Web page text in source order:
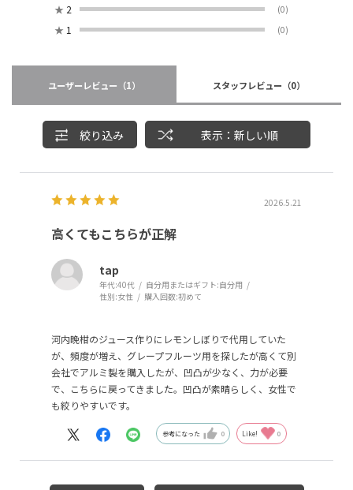
★ 2 (0)
★ 1 (0)
ユーザーレビュー （1） スタッフレビュー （0）
絞り込み 表示：新しい順
2026.5.21
高くてもこちらが正解
tap
年代:40代 自分用またはギフト:自分用
性別:女性 購入回数:初めて
河内晩柑のジュース作りにレモンしぼりで代用していた
が、頻度が増え、グレープフルーツ用を探したが高くて別
会社でアルミ製を購入したが、凹凸が少なく、力が必要
で、こちらに戻ってきました。凹凸が素晴らしく、女性で
も絞りやすいです。
参考になった 0 Like! 0